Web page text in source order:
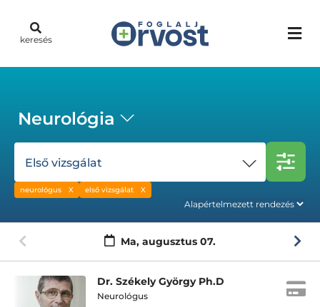
keresés
Neurológia
Első vizsgálat
neurológus első vizsgálat
Ma, augusztus 07.
Dr. Székely György Ph.D
Neurológus